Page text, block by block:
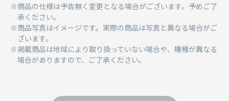
商品の仕様は予告無く変更となる場合がございます。予めご了
承ください。
商品写真はイメージです。実際の商品は写真と異なる場合がご
ざいます。
掲載商品は地域により取り扱っていない場合や、機種が異なる
場合がありますので、ご了承ください。